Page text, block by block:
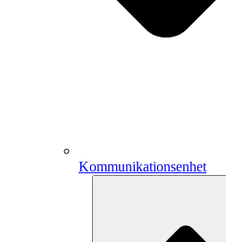
Kommunikationsenhet